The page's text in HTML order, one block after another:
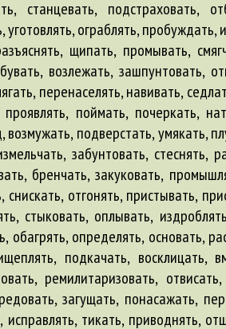
станцевать, подстраховать,
ограблять, пробуждать,
щипать, промывать,
возлежать, зашпунтовать,
перенаселять, навивать,
поймать, почеркать,
подверстать, умякать,
забунтовать, стеснять,
бренчать, закуковать,
отгонять, пристывать,
стыковать, оплывать,
определять, основать,
подкачать, восклицать,
ремилитаризовать,
загущать, понасажать,
тикать, приводнять,